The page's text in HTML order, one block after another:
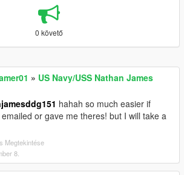
0 követő
» US Navy/USS Nathan James
hahah so much easier if
or gave me theres! but I will take a
Megtekintése
8.